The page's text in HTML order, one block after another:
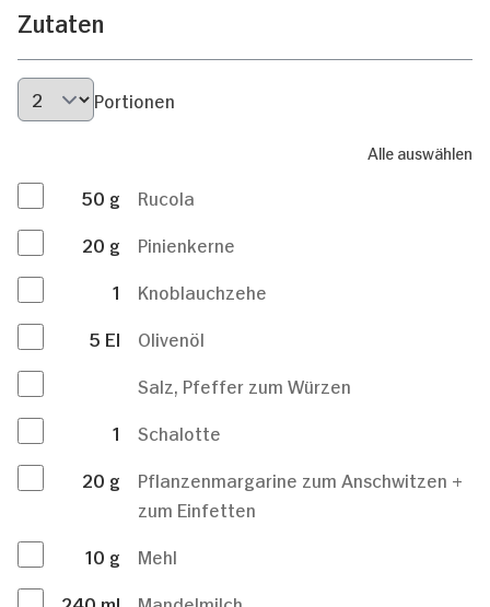
Zutaten
Portionen
Alle auswählen
50 g
Rucola
20 g
Pinienkerne
1
Knoblauchzehe
5 El
Olivenöl
Salz, Pfeffer zum Würzen
1
Schalotte
20 g
Pflanzenmargarine zum Anschwitzen +
zum Einfetten
10 g
Mehl